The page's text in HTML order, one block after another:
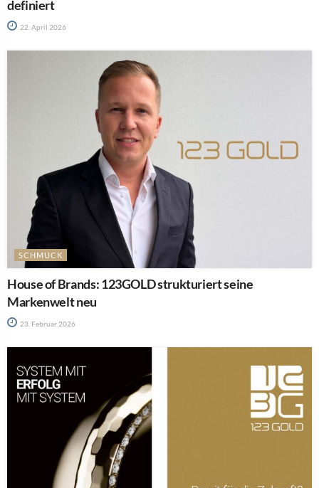
definiert
22. April 2026
SCHMUCK
House of Brands: 123GOLD strukturiert seine
Markenwelt neu
23. Februar 2026